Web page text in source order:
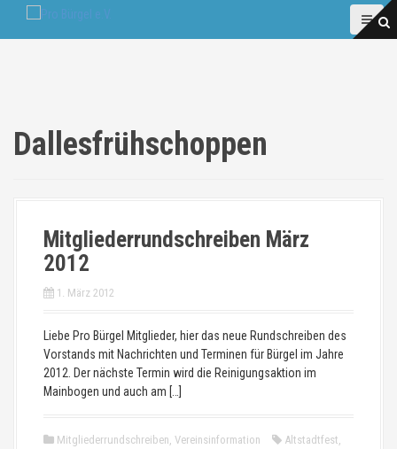
Dallesfrühschoppen
Mitgliederrundschreiben März
2012
1. März 2012
Liebe Pro Bürgel Mitglieder, hier das neue Rundschreiben des
Vorstands mit Nachrichten und Terminen für Bürgel im Jahre
2012. Der nächste Termin wird die Reinigungsaktion im
Mainbogen und auch am […]
Mitgliederrundschreiben, Vereinsinformation Altstadtfest,